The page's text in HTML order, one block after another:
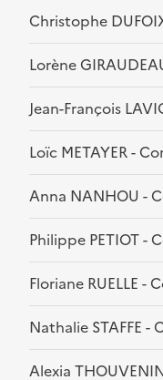
Christophe
Lorène
Jean-François
Loïc METAYER -
Anna NANHOU -
Philippe PETIOT -
Floriane RUELLE -
Nathalie STAFFE -
Alexia